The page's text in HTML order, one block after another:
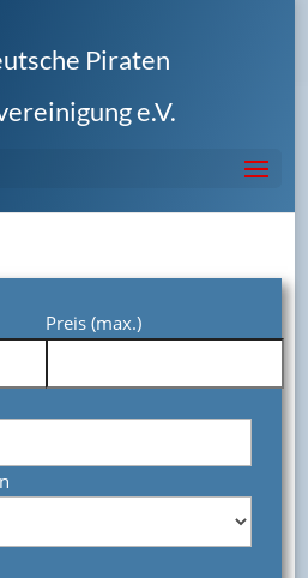
Piraten
e.V.
Preis (max.)